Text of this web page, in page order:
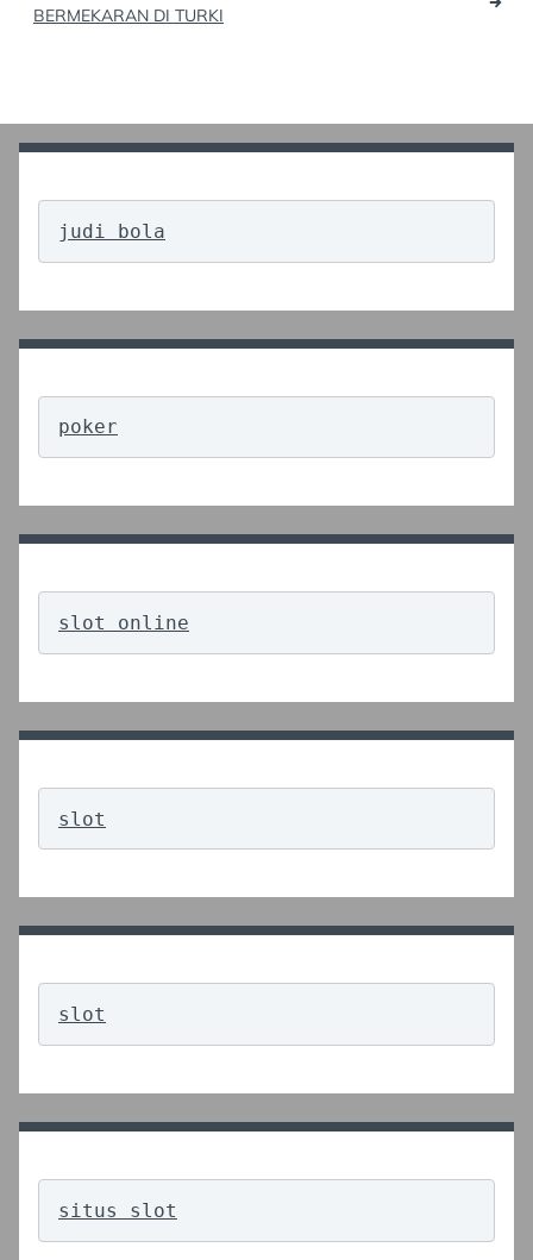
BERMEKARAN DI TURKI
judi bola
poker
slot online
slot
slot
situs slot